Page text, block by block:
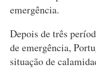
emergência.
Depois de três
de emergência,
situação de